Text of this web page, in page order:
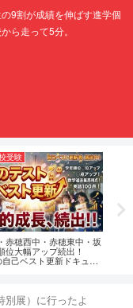
9割が成績を伸ばす進学個
ら走って5分。
受験
赤穂西中・赤穂東中・坂
位大幅アップ続出！
己ベスト更新ドキュメ
別展）に行ったよ